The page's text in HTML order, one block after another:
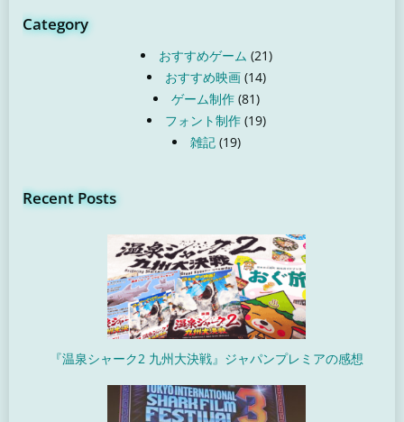
Category
おすすめゲーム (21)
おすすめ映画 (14)
ゲーム制作 (81)
フォント制作 (19)
雑記 (19)
Recent Posts
『温泉シャーク2 九州大決戦』ジャパンプレミアの感想